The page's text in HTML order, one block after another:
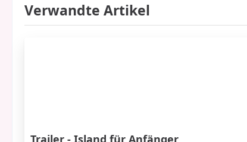
Verwandte Artikel
Trailer - Island für Anfänger